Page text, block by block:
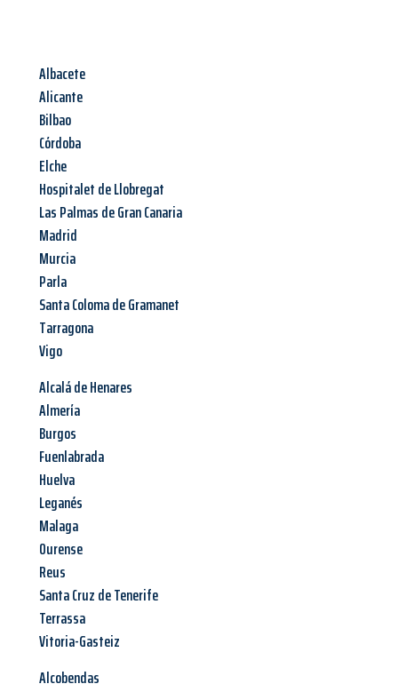
Albacete
Alicante
Bilbao
Córdoba
Elche
Hospitalet de Llobregat
Las Palmas de Gran Canaria
Madrid
Murcia
Parla
Santa Coloma de Gramanet
Tarragona
Vigo
Alcalá de Henares
Almería
Burgos
Fuenlabrada
Huelva
Leganés
Malaga
Ourense
Reus
Santa Cruz de Tenerife
Terrassa
Vitoria-Gasteiz
Alcobendas